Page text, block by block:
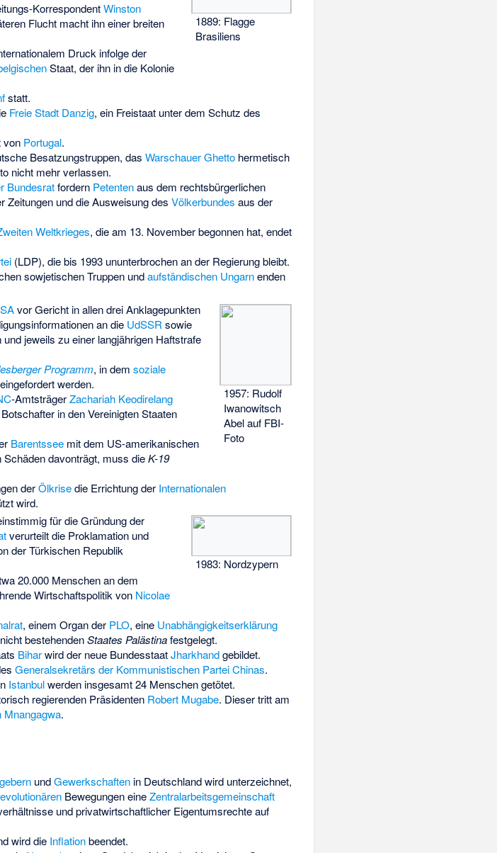
1889: Flagge
Brasiliens
KorrespondentWinston
Flucht macht ihn einer breiten
Druck infolge der
Staat, der ihn in die Kolonie
statt.
Freie Stadt Danzig, ein Freistaat unter dem Schutz des
von Portugal.
Besatzungstruppen, das Warschauer Ghettohermetisch
nicht mehr verlassen.
Bundesratfordern Petentenaus dem rechtsbürgerlichen
Zeitungen und die Ausweisung des Völkerbundes aus der
Weltkrieges, die am 13. November begonnen hat, endet
(LDP), die bis 1993 ununterbrochen an der Regierung bleibt.
sowjetischen Truppen undaufständischen Ungarnenden
1957: Rudolf
Iwanowitsch
Abel auf FBI-
Foto
vor Gericht in allen drei Anklagepunkten
an die UdSSR sowie
jeweils zu einer langjährigen Haftstrafe
Programm, in dem soziale
werden.
-AmtsträgerZachariah Keodirelang
in den Vereinigten Staaten
Barentsseemit dem US-amerikanischen
davonträgt, muss dieK-19
derÖlkrisedie Errichtung der Internationalen
wird.
1983: Nordzypern
für die Gründung der
verurteilt die Proklamation und
der Türkischen Republik
20.000 Menschen an dem
Wirtschaftspolitik von Nicolae
, einem Organ der PLO, eine Unabhängigkeitserklärung
bestehendenStaates Palästinafestgelegt.
Biharwird der neue BundesstaatJharkhandgebildet.
Generalsekretärs der Kommunistischen Partei Chinas.
Istanbulwerden insgesamt 24 Menschen getötet.
regierenden Präsidenten Robert Mugabe. Dieser tritt am
Mnangagwa.
undGewerkschaftenin Deutschland wird unterzeichnet,
Bewegungen eineZentralarbeitsgemeinschaft
und privatwirtschaftlicher Eigentumsrechte auf
wird die Inflationbeendet.